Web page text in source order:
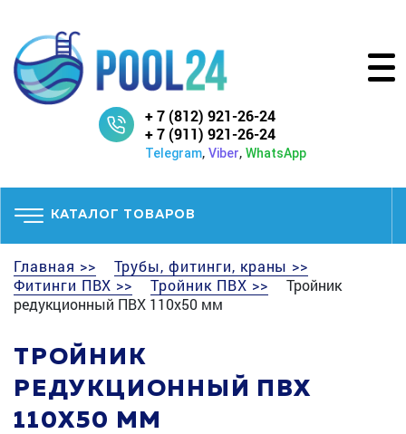
+ 7 (812) 921-26-24
+ 7 (911) 921-26-24
Telegram, Viber, WhatsApp
КАТАЛОГ ТОВАРОВ
Главная >>
Трубы, фитинги, краны >>
Фитинги ПВХ >>
Тройник ПВХ >>
Тройник
редукционный ПВХ 110х50 мм
ТРОЙНИК
РЕДУКЦИОННЫЙ ПВХ
110Х50 ММ